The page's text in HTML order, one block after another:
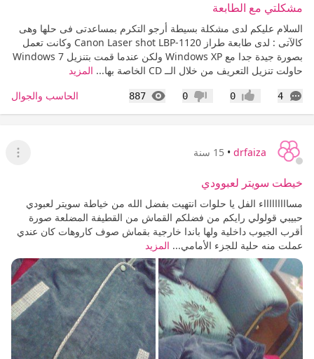
مشكلتي مع الطابعة
السلام عليكم لدى مشكلة بسيطة أرجو التكرم بمساعدتى فى حلها وهى
كالآتى : لدى طابعة طراز Canon Laser shot LBP-1120 وكانت تعمل
بصورة جيدة جدا مع Windows XP ولكن عندما قمت بتنزيل Windows 7
حاولت تنزيل التعريف من خلال الــ CD الخاصة بها...
المزيد
4
التعليقات إعجاب0 عدم إعجاب
0
887
المشاهدات الحاسب والجوال
drfaiza
• 15 سنة
عرض
خيطت سويتر لعبوودي
مساااااااااء الفل يا حلوات انتهيت بفضل الله من خياطة سويتر لعبودي
حبيبي قولولي رايكم من فضلكم القماش من القطيفة المضلعة صورة
أقرب الجيوب داخلية ولها باندا خارجية بقماش صوف كاروهات كان عندي
عملت منه حلية للجزء الأمامي... المزيد